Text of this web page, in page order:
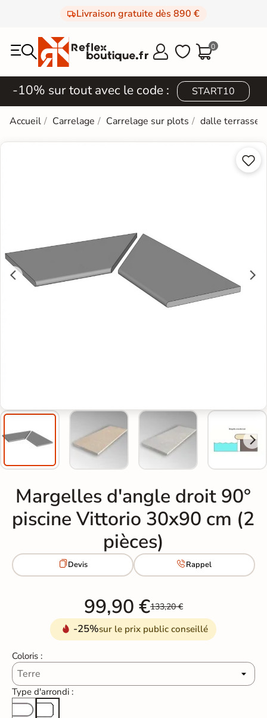
Livraison gratuite dès 890 €
  0
-10% sur tout avec le code : START10
Accueil Carrelage Carrelage sur plots dalle terrasse


Margelles d'angle droit 90°
piscine Vittorio 30x90 cm (2
pièces)
Devis Rappel
99,90 €133,20 €
-25%sur le prix public conseillé
Coloris :
Type d'arrondi :
Arrondi total
Arête cassée